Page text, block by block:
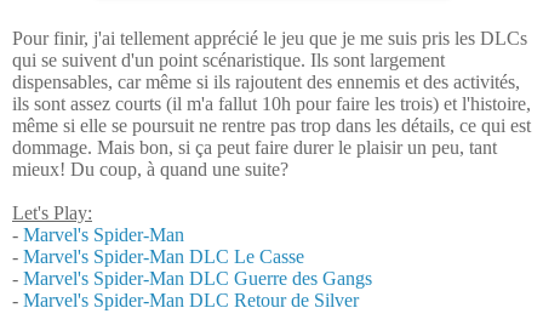
Pour finir, j'ai tellement apprécié le jeu que je me suis pris les DLCs
qui se suivent d'un point scénaristique. Ils sont largement
dispensables, car même si ils rajoutent des ennemis et des activités,
ils sont assez courts (il m'a fallut 10h pour faire les trois) et l'histoire,
même si elle se poursuit ne rentre pas trop dans les détails, ce qui est
dommage. Mais bon, si ça peut faire durer le plaisir un peu, tant
mieux! Du coup, à quand une suite?
Let's Play:
- Marvel's Spider-Man
- Marvel's Spider-Man DLC Le Casse
- Marvel's Spider-Man DLC Guerre des Gangs
- Marvel's Spider-Man DLC Retour de Silver